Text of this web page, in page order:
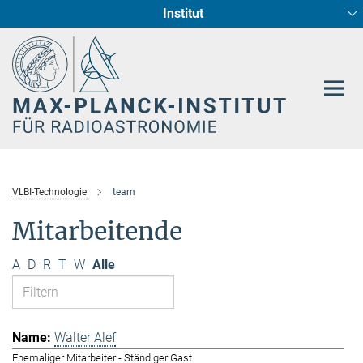
Institut
Radioastronomische Fundamentalphysik
Sternentstehung und Galaxienentwicklung
VLBI-Technologie team
Mitarbeitende
A D R T W Alle
Walter Alef
Ehemaliger Mitarbeiter - Ständiger Gast